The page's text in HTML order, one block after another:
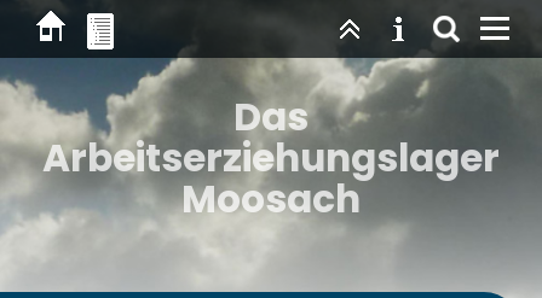
Das
Arbeitserziehungslager
Moosach